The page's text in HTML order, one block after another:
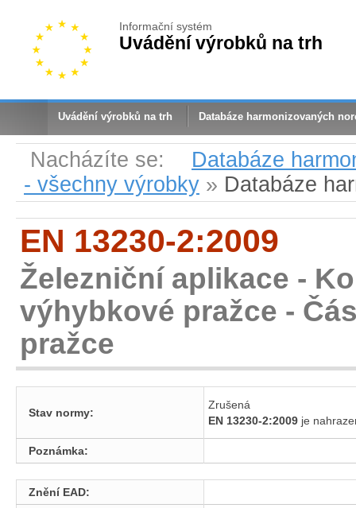
Informační systém
Uvádění výrobků na trh
Uvádění výrobků na trh Databáze harmonizovaných
Nacházíte se:
Databáze
- všechny výrobky » Databáze
EN 13230-2:2009
Železniční aplikace -
výhybkové pražce -
pražce
Stav normy:
Zrušená
EN 13230-2:2009 je
Poznámka:
Znění EAD: